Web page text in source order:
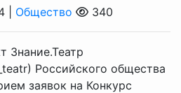
| Общество 340
Знание.Театр
Российского общества
заявок на Конкурс